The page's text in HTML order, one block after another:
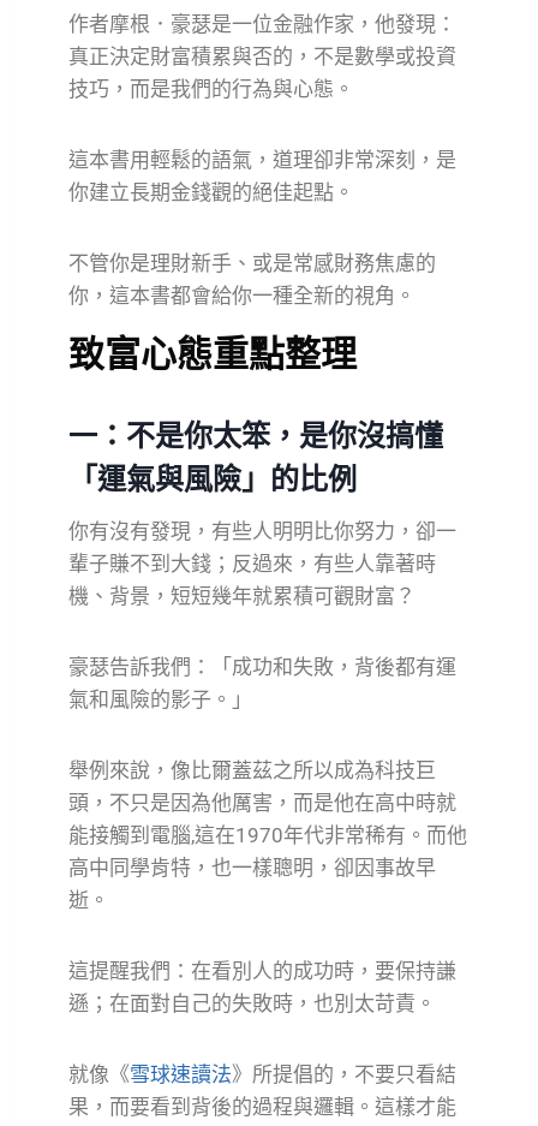
作者摩根．豪瑟是一位金融作家，他發現：
真正決定財富積累與否的，不是數學或投資
技巧，而是我們的行為與心態。
這本書用輕鬆的語氣，道理卻非常深刻，是
你建立長期金錢觀的絕佳起點。
不管你是理財新手、或是常感財務焦慮的
你，這本書都會給你一種全新的視角。
致富心態重點整理
一：不是你太笨，是你沒搞懂
「運氣與風險」的比例
你有沒有發現，有些人明明比你努力，卻一
輩子賺不到大錢；反過來，有些人靠著時
機、背景，短短幾年就累積可觀財富？
豪瑟告訴我們：「成功和失敗，背後都有運
氣和風險的影子。」
舉例來說，像比爾蓋茲之所以成為科技巨
頭，不只是因為他厲害，而是他在高中時就
能接觸到電腦,這在1970年代非常稀有。而他
高中同學肯特，也一樣聰明，卻因事故早
逝。
這提醒我們：在看別人的成功時，要保持謙
遜；在面對自己的失敗時，也別太苛責。
就像《雪球速讀法》所提倡的，不要只看結
果，而要看到背後的過程與邏輯。這樣才能